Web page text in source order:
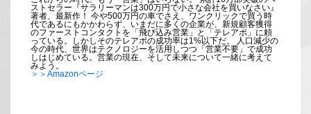
ストセラー『サラリーマンは300万円で小さな会社を買いなさい』
著者、最新作！ 今や500万円の車でさえ、ワンクリックで買う時
代であるにもかかわらず、いまだに多くの企業が、新規顧客獲得
のファーストコンタクトを「飛び込み営業」と「テレアポ」に頼
っている。しかしそのテレアポの成功率は1%以下だ。 人口減少の
今の時代、世界はテクノロジーを活用しつつ「営業不要」で成功
しはじめている。営業の現在、そして未来について一緒に考えて
みよう。
＞＞Amazonページ